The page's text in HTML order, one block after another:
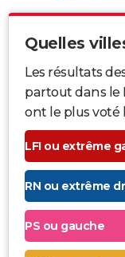
Quelles
Les résultats
partout dans le
ont le plus voté
LFI ou extrême
RN ou extrême
PS ou gauche